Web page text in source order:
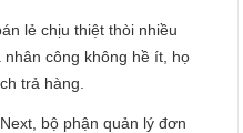
lẻ chịu thiệt thòi nhiều
công không hề ít, họ
trả hàng.
bộ phận quản lý đơn